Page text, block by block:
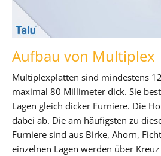
Aufbau von Multiplex
Multiplexplatten sind mindestens
maximal 80 Millimeter dick. Sie
Lagen gleich dicker Furniere. Die
dabei ab. Die am häufigsten zu
Furniere sind aus Birke, Ahorn,
einzelnen Lagen werden über